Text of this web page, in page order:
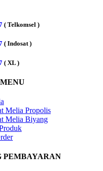
( Telkomsel )
( Indosat )
( XL )
Melia Propolis
Melia Biyang
PEMBAYARAN